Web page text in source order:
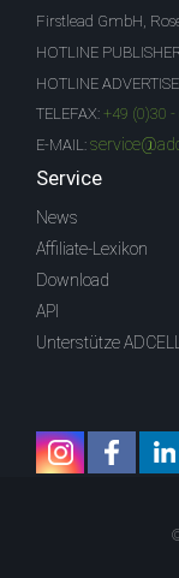
Firstlead GmbH,
HOTLINE
HOTLINE
TELEFAX: +49 (0)30
E-MAIL:
Service
News
Affiliate-Lexikon
Download
API
Unterstütze ADCELL